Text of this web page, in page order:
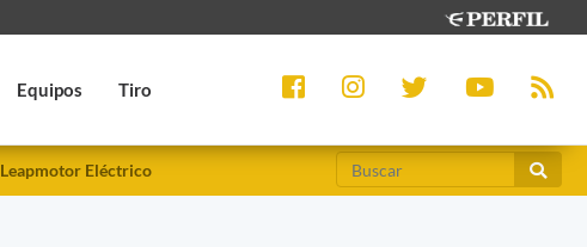
Equipos Tiro
Leapmotor Eléctrico